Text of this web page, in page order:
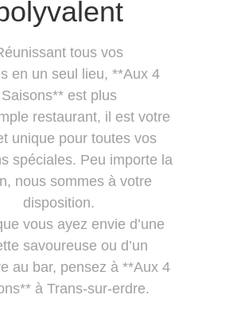
tous vos
en un seul lieu, **Aux 4
Saisons** est plus
restaurant, il est votre
unique pour toutes vos
spéciales. Peu importe la
nous sommes à votre
disposition.
vous ayez envie d’une
savoureuse ou d’un
au bar, pensez à **Aux 4
à Trans-sur-erdre.